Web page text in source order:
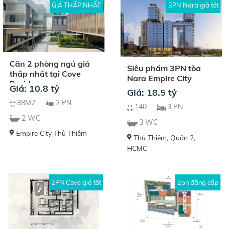
GIÁ THẤP NHẤT
Căn 2 phòng ngủ giá
thấp nhất tại Cove
Residences
Giá: 10.8 tỷ
88M2
2 PN
2 WC
Empire City Thủ Thiêm
3PN Nara giá tốt
Siêu phẩm 3PN tòa
Nara Empire City
Giá: 18.5 tỷ
140
3 PN
3 WC
Thủ Thiêm, Quận 2,
HCMC
2PN Cove giá tốt 2pn đẳng cấp